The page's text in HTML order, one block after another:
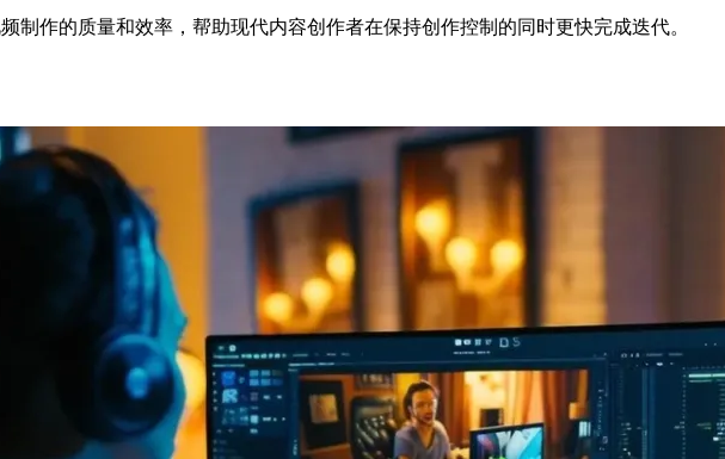
制作的质量和效率，帮助现代内容创作者在保持创作控制的同时更快完成迭代。